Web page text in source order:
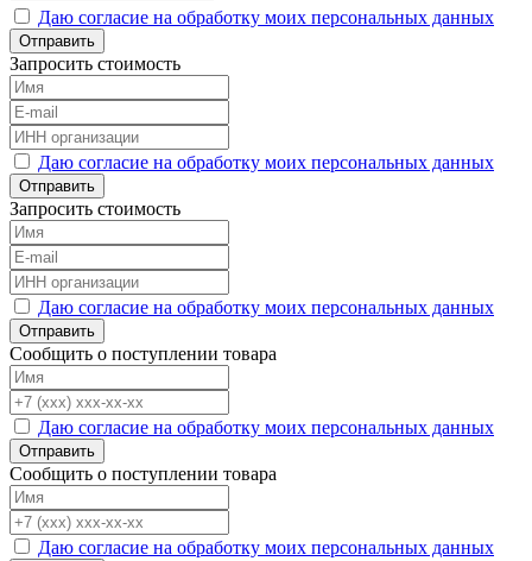
Даю согласие на обработку моих персональных данных
Отправить
Запросить стоимость
Даю согласие на обработку моих персональных данных
Отправить
Запросить стоимость
Даю согласие на обработку моих персональных данных
Отправить
Сообщить о поступлении товара
Даю согласие на обработку моих персональных данных
Отправить
Сообщить о поступлении товара
Даю согласие на обработку моих персональных данных